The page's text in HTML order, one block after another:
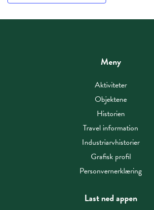
Meny
Aktiviteter
Objektene
Historien
Travel information
Industriarvhistorier
Grafisk profil
Personvernerklæring
Last ned appen